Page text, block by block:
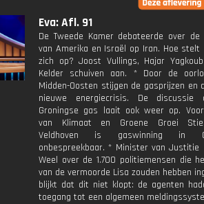
Eva: Afl. 91
De Tweede Kamer debateerde over de
van Amerika en Israël op Iran. Hoe stelt
zich op? Joost Vullings, Hajar
Kelder schuiven aan. * Door de
Midden-Oosten stijgen de gasprijzen en
nieuwe energiecrisis. De discussie
Groningse gas laait ook weer op.
van Klimaat en Groene Groei
Veldhoven is gaswinning in
onbespreekbaar. * Minister van Justitie
Weel over de 1.700 politiemensen die
van de vermoorde Lisa zouden hebben
blijkt dat dit niet klopt: de agenten
toegang tot een algemeen